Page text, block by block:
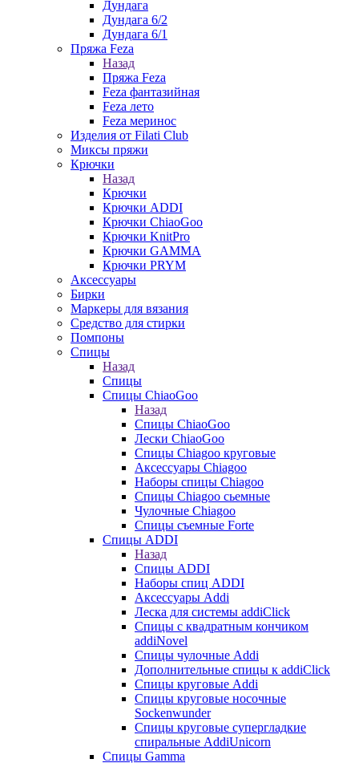
Дундага
Дундага 6/2
Дундага 6/1
Пряжа Feza
Назад
Пряжа Feza
Feza фантазийная
Feza лето
Feza меринос
Изделия от Filati Club
Миксы пряжи
Крючки
Назад
Крючки
Крючки ADDI
Крючки ChiaoGoo
Крючки KnitPro
Крючки GAMMA
Крючки PRYM
Аксессуары
Бирки
Маркеры для вязания
Средство для стирки
Помпоны
Спицы
Назад
Спицы
Спицы ChiaoGoo
Назад
Спицы ChiaoGoo
Лески ChiaoGoo
Cпицы Сhiagoo круговые
Аксессуары Chiagoo
Наборы спицы Chiagoo
Спицы Chiagoo сьемные
Чулочные Chiagoo
Спицы съемные Forte
Спицы ADDI
Назад
Спицы ADDI
Наборы спиц ADDI
Аксессуары Addi
Леска для системы addiClick
Спицы с квадратным кончиком
addiNovel
Спицы чулочные Addi
Дополнительные спицы к addiClick
Спицы круговые Addi
Спицы круговые носочные
Sockenwunder
Спицы круговые супергладкие
спиральные AddiUnicorn
Спицы Gamma